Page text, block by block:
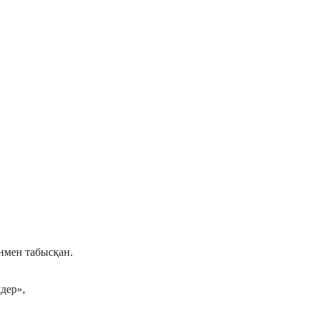
табысқан.